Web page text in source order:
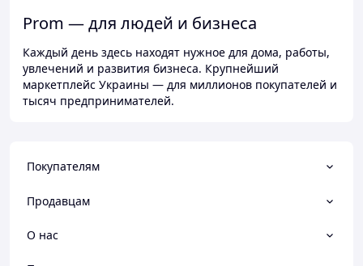
Prom — для людей и бизнеса
Каждый день здесь находят нужное для дома, работы,
увлечений и развития бизнеса. Крупнейший
маркетплейс Украины — для миллионов покупателей и
тысяч предпринимателей.
Покупателям
Продавцам
О нас